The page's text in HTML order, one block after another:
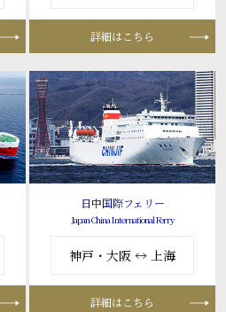
詳細はこちら
日中国際フェリー
Japan-China International Ferry
神戸・大阪 ↔ 上海
詳細はこちら